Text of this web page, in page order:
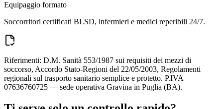
Equipaggio formato
Soccorritori certificati BLSD, infermieri e medici reperibili 24/7.
Riferimenti: D.M. Sanità 553/1987 sui requisiti dei mezzi di
soccorso, Accordo Stato-Regioni del 22/05/2003, Regolamenti
regionali sul trasporto sanitario semplice e protetto. P.IVA
07636760725 — sede operativa Gravina in Puglia (BA).